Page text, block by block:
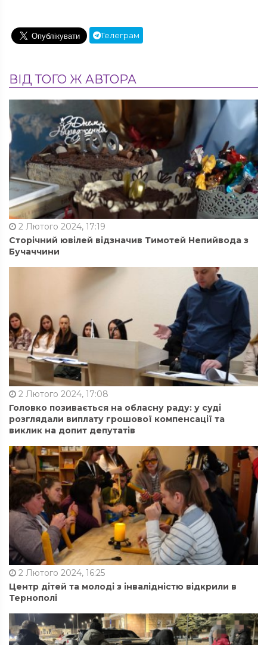
Телеграм
ВІД ТОГО Ж АВТОРА
2 Лютого 2024, 17:19
Сторічний ювілей відзначив Тимотей Непийвода з
Бучаччини
2 Лютого 2024, 17:08
Головко позивається на обласну раду: у суді
розглядали виплату грошової компенсації та
виклик на допит депутатів
2 Лютого 2024, 16:25
Центр дітей та молоді з інвалідністю відкрили в
Тернополі